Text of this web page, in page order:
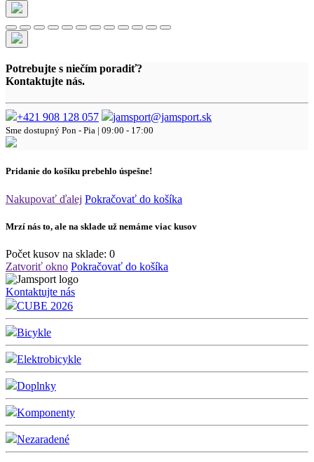
Potrebujte s niečím poradiť?
Kontaktujte nás.
+421 908 128 057 jamsport@jamsport.sk
Sme dostupný Pon - Pia | 09:00 - 17:00
Pridanie do košíku prebehlo úspešne!
Nakupovať ďalej Pokračovať do košíka
Mrzí nás to, ale na sklade už nemáme viac kusov
Počet kusov na sklade: 0
Zatvoriť okno Pokračovať do košíka
Kontaktujte nás
CUBE 2026
Bicykle
Elektrobicykle
Doplnky
Komponenty
Nezaradené